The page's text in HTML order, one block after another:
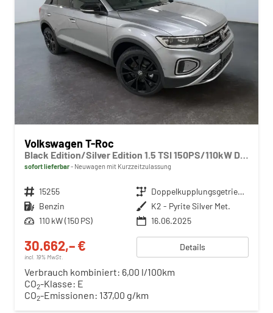
Volkswagen T-Roc
Black Edition/Silver Edition 1.5 TSI 150PS/110kW DSG 2025 +Black Paket+19"ALU+MATRIX+PANO
sofort lieferbar Neuwagen mit Kurzzeitzulassung
Fahrzeugnr. 15255 Getriebe
Doppelkupplungsgetriebe (DSG)
Kraftstoff Benzin Außenfarbe K2 - Pyrite Silver Met.
Leistung 110 kW (150 PS) 16.06.2025
30.662,– €
incl. 19% MwSt.
Details
Verbrauch kombiniert: 6,00 l/100km
CO2-Klasse: E
CO2-Emissionen: 137,00 g/km